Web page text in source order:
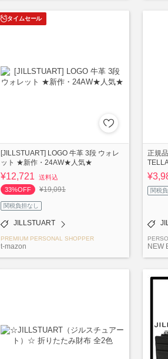
タイムセール
[JILLSTUART] LOGO 牛革 3段 ウォレ
ット ★新作・24AW★人気★
¥12,721 送料込
33%OFF
¥19,091
関税負担なし
JILLSTUART
PREMIUM PERSONAL SHOPPER
t-mazon
正規
関税
NEW